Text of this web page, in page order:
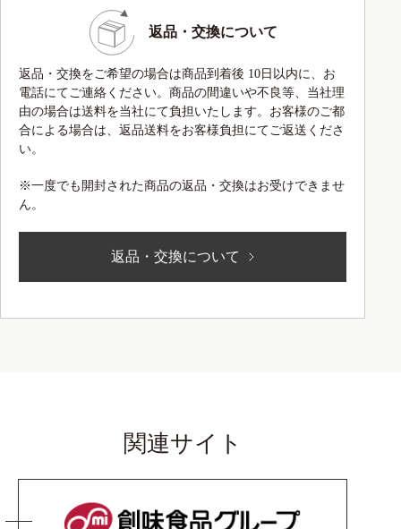
返品・交換について
返品・交換をご希望の場合は商品到着後 10日以内に、お
電話にてご連絡ください。商品の間違いや不良等、当社理
由の場合は送料を当社にて負担いたします。お客様のご都
合による場合は、返品送料をお客様負担にてご返送くださ
い。
※一度でも開封された商品の返品・交換はお受けできませ
ん。
返品・交換について
関連サイト